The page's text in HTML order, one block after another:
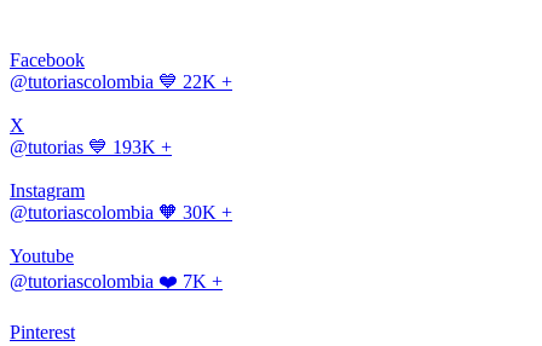
Facebook
@tutoriascolombia 💙 22K +
X
@tutorias 💙 193K +
Instagram
@tutoriascolombia 🧡 30K +
Youtube
@tutoriascolombia ❤️ 7K +
Pinterest